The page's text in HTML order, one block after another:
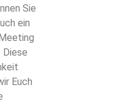
Sie
ein
Diese
Euch